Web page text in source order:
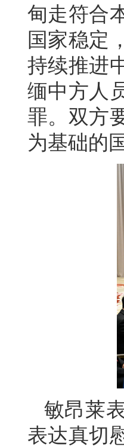
甸走符合
国家稳定
持续推进
缅中方人
罪。双方
为基础的
敏昂莱
表达真切